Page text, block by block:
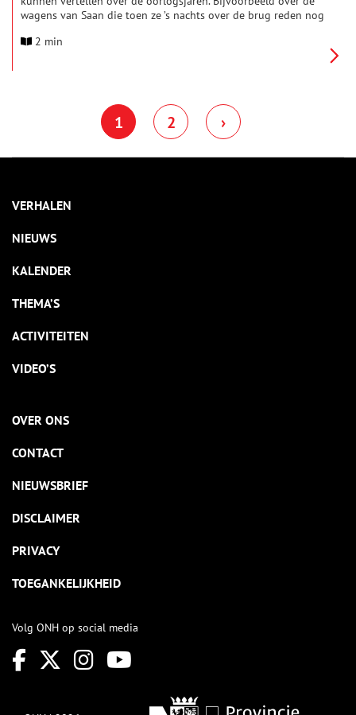
wagens van Saan die toen ze ’s nachts over de brug reden nog
oranje oogden.
2 min
1 2 ›
VERHALEN
NIEUWS
KALENDER
THEMA’S
ACTIVITEITEN
VIDEO’S
OVER ONS
CONTACT
NIEUWSBRIEF
DISCLAIMER
PRIVACY
TOEGANKELIJKHEID
Volg ONH op social media